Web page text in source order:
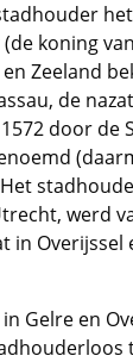
koning
Zeeland
de
door de
werd
in Overijssel
Gelre en